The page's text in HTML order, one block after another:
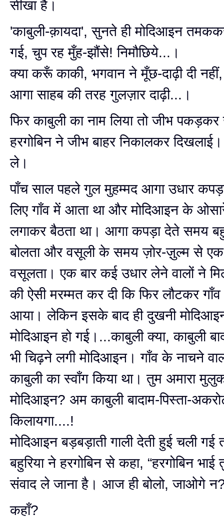
सीखा है।
'काबुली-क़ायदा', सुनते ही मोदिआइन
गई, चुप रह मुँह-झौंसे! निमौछिये...।
क्या करूँ काकी, भगवान ने मूँछ-दाढ़ी दी
आगा साहब की तरह गुलज़ार दाढ़ी...।
फिर काबुली का नाम लिया तो जीभ
हरगोबिन ने जीभ बाहर निकालकर
ले।
पाँच साल पहले गुल मुहम्मद आगा उधार
लिए गाँव में आता था और मोदिआइन के
लगाकर बैठता था। आगा कपड़ा देते समय
बोलता और वसूली के समय ज़ोर-ज़ुल्म से एक
वसूलता। एक बार कई उधार लेने वालों ने
की ऐसी मरम्मत कर दी कि फिर लौटकर गाँव
आया। लेकिन इसके बाद ही दुखनी
मोदिआइन हो गई।...काबुली क्या, काबुली
भी चिढ़ने लगी मोदिआइन। गाँव के नाचने
काबुली का स्वाँग किया था। तुम अमारा
मोदिआइन? अम काबुली बादाम-पिस्ता-
किलायगा....!
मोदिआइन बड़बड़ाती गाली देती हुई चली गई
बहुरिया ने हरगोबिन से कहा, “हरगोबिन
संवाद ले जाना है। आज ही बोलो, जाओगे
कहाँ?